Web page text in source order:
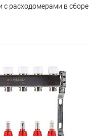
расходомерами в сборе
В корзину
Сравнение
заказ 3-5 дней